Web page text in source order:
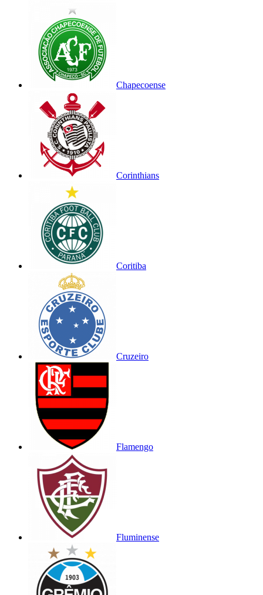
Chapecoense
Corinthians
Coritiba
Cruzeiro
Flamengo
Fluminense